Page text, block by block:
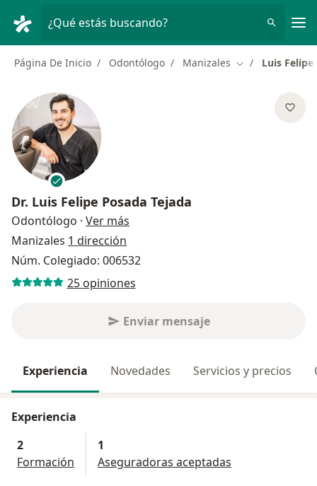
¿Qué estás buscando?
Página De Inicio Odontólogo Manizales Cambiar de
Luis Felipe
Dr. Luis Felipe Posada Tejada
Odontólogo · Ver más
Manizales 1 dirección
Núm. Colegiado: 006532
25 opiniones
Enviar mensaje
Experiencia Novedades Servicios y precios
Experiencia
2
Formación
1
Aseguradoras aceptadas